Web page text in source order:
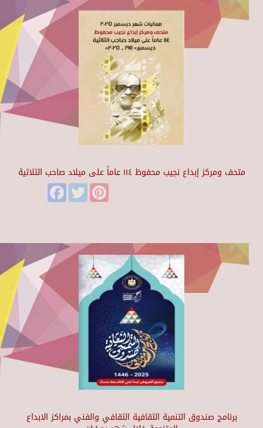
متحف ومركز إبداع نجيب محفوظ ١١٤ عاماً على ميلاد صاحب الثلاثية
FacebookTwitter
برنامج صندوق التنمية الثقافية الثقافي والفني بمراكز الابداع